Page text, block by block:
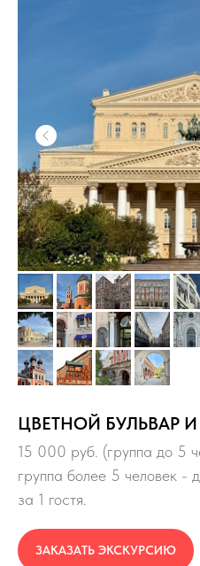
ЦВЕТНОЙ БУЛЬВАР
15 000 руб. (группа до 5
группа более 5 человек -
за 1 гостя.
ЗАКАЗАТЬ ЭКСКУРСИЮ